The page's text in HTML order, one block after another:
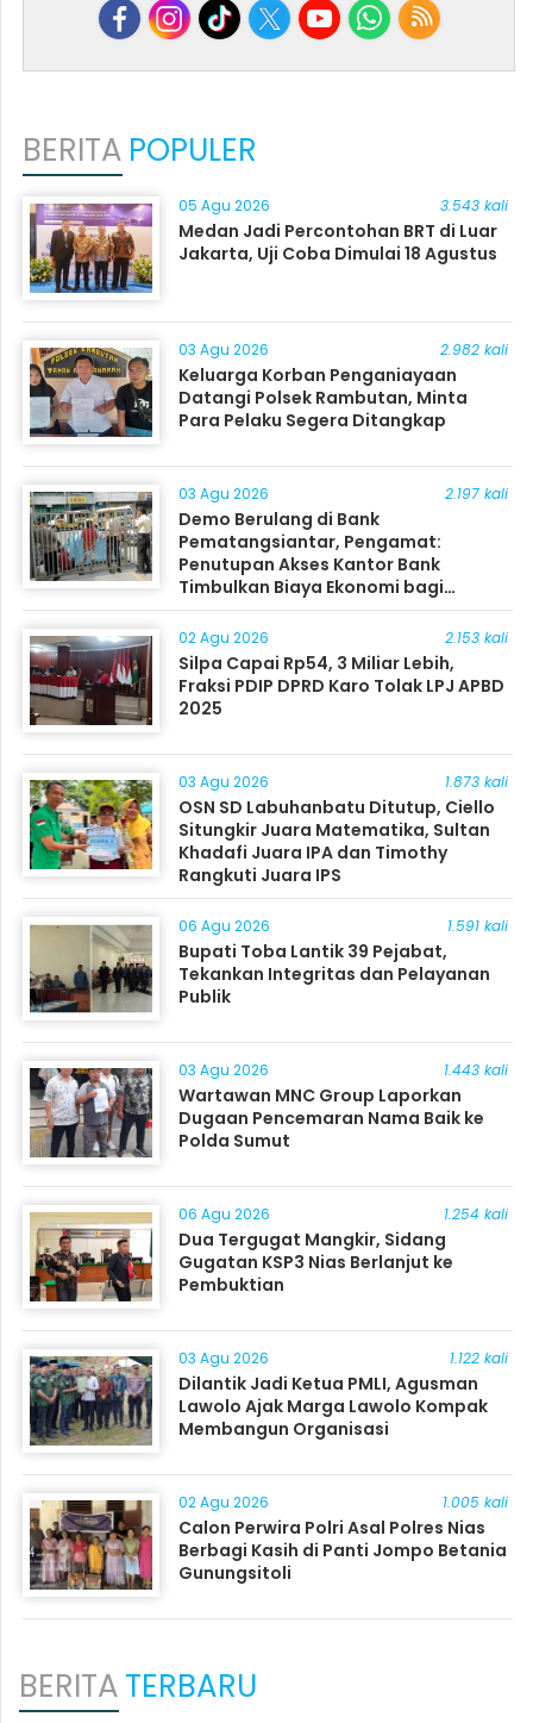
BERITA POPULER
05 Agu 2026 3.543 kali
Medan Jadi Percontohan BRT di Luar
Jakarta, Uji Coba Dimulai 18 Agustus
03 Agu 2026 2.982 kali
Keluarga Korban Penganiayaan
Datangi Polsek Rambutan, Minta
Para Pelaku Segera Ditangkap
03 Agu 2026 2.197 kali
Demo Berulang di Bank
Pematangsiantar, Pengamat:
Penutupan Akses Kantor Bank
Timbulkan Biaya Ekonomi bagi
Masyarakat
02 Agu 2026 2.153 kali
Silpa Capai Rp54, 3 Miliar Lebih,
Fraksi PDIP DPRD Karo Tolak LPJ APBD
2025
03 Agu 2026 1.873 kali
OSN SD Labuhanbatu Ditutup, Ciello
Situngkir Juara Matematika, Sultan
Khadafi Juara IPA dan Timothy
Rangkuti Juara IPS
06 Agu 2026 1.591 kali
Bupati Toba Lantik 39 Pejabat,
Tekankan Integritas dan Pelayanan
Publik
03 Agu 2026 1.443 kali
Wartawan MNC Group Laporkan
Dugaan Pencemaran Nama Baik ke
Polda Sumut
06 Agu 2026 1.254 kali
Dua Tergugat Mangkir, Sidang
Gugatan KSP3 Nias Berlanjut ke
Pembuktian
03 Agu 2026 1.122 kali
Dilantik Jadi Ketua PMLI, Agusman
Lawolo Ajak Marga Lawolo Kompak
Membangun Organisasi
02 Agu 2026 1.005 kali
Calon Perwira Polri Asal Polres Nias
Berbagi Kasih di Panti Jompo Betania
Gunungsitoli
BERITATERBARU